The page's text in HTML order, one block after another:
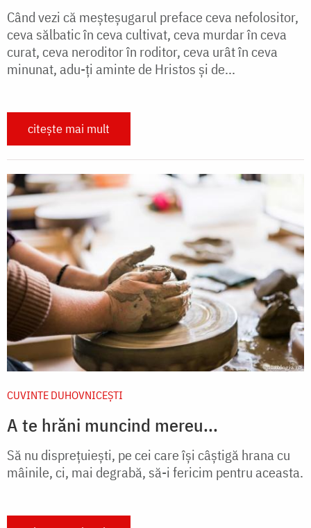
Când vezi că meşteşugarul preface ceva nefolositor,
ceva sălbatic în ceva cultivat, ceva murdar în ceva
curat, ceva neroditor în roditor, ceva urât în ceva
minunat, adu-ţi aminte de Hristos şi de...
citește mai mult
CUVINTE DUHOVNICEȘTI
A te hrăni muncind mereu...
Să nu dispreţuieşti, pe cei care îşi câştigă hrana cu
mâinile, ci, mai degrabă, să-i fericim pentru aceasta.